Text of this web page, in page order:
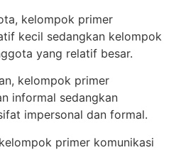
kelompok primer
kecil sedangkan kelompok
yang relatif besar.
kelompok primer
informal sedangkan
impersonal dan formal.
primer komunikasi